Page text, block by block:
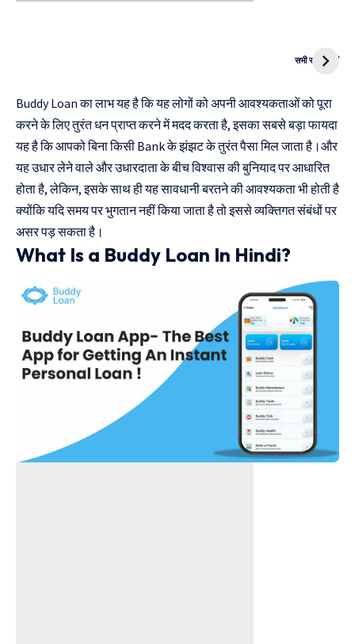
सभी स्टोरी देखें
Kanya Vivah
Buddy Loan का लाभ यह है कि यह लोगों को अपनी आवश्यकताओं को पूरा
करने के लिए तुरंत धन प्राप्त करने में मदद करता है, इसका सबसे बड़ा फायदा
यह है कि आपको बिना किसी Bank के झंझट के तुरंत पैसा मिल जाता है।और
यह उधार लेने वाले और उधारदाता के बीच विश्वास की बुनियाद पर आधारित
होता है, लेकिन, इसके साथ ही यह सावधानी बरतने की आवश्यकता भी होती है
क्योंकि यदि समय पर भुगतान नहीं किया जाता है तो इससे व्यक्तिगत संबंधों पर
असर पड़ सकता है।
What Is a Buddy Loan In Hindi?